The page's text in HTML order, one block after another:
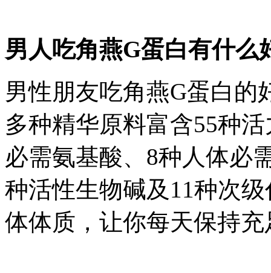
男人吃角燕G蛋白有什么
男性朋友吃角燕G蛋白的
多种精华原料富含55种
必需氨基酸、8种人体必
种活性生物碱及11种次
体体质，让你每天保持